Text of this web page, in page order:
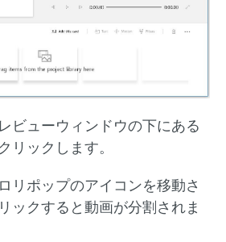
ビューウィンドウの下にある
リックします。
リポップのアイコンを移動さ
ックすると動画が分割されま